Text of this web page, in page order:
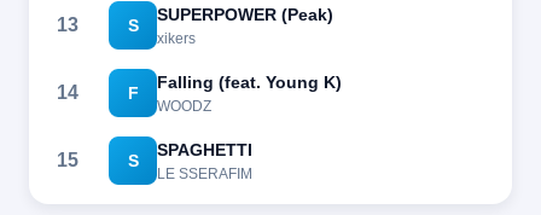
13 S SUPERPOWER (Peak)
xikers
14 F Falling (feat. Young K)
WOODZ
15 S SPAGHETTI
LE SSERAFIM